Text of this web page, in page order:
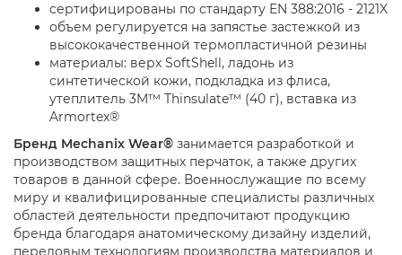
сертифицированы по стандарту EN 388:2016 - 2121X
объем регулируется на запястье застежкой из
высококачественной термопластичной резины
материалы: верх SoftShell, ладонь из
синтетической кожи, подкладка из флиса,
утеплитель 3M™ Thinsulate™ (40 г), вставка из
Armortex®
Бренд Mechanix Wear® занимается разработкой и
производством защитных перчаток, а также других
товаров в данной сфере. Военнослужащие по всему
миру и квалифицированные специалисты различных
областей деятельности предпочитают продукцию
бренда благодаря анатомическому дизайну изделий,
передовым технологиям производства материалов и